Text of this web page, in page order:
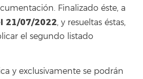
Finalizado éste, a
21/07/2022, y resueltas éstas,
el segundo listado
y exclusivamente se podrán